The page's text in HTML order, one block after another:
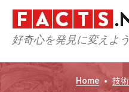
好奇心を発見に変えよう
Home 技